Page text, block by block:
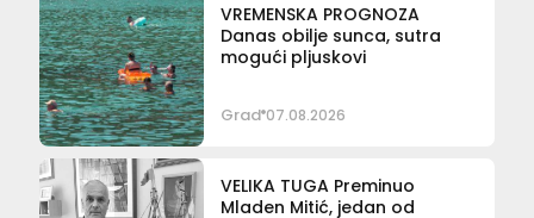
VREMENSKA PROGNOZA
Danas obilje sunca, sutra
mogući pljuskovi
Grad 07.08.2026
VELIKA TUGA Preminuo
Mladen Mitić, jedan od